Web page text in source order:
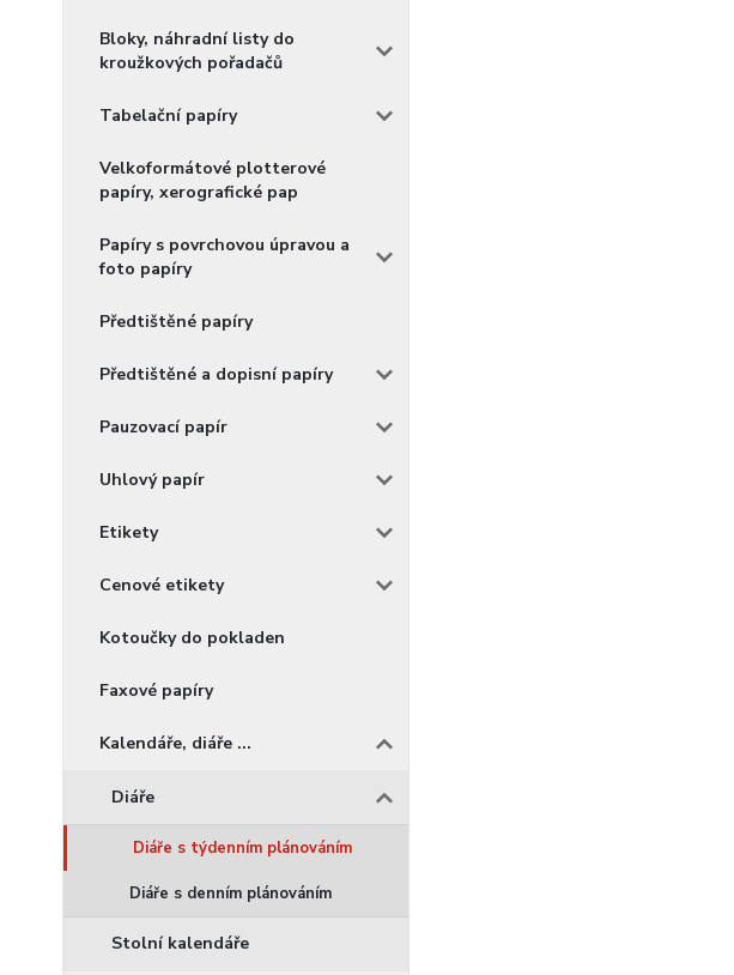
Bloky, náhradní listy do
kroužkových pořadačů
Tabelační papíry
Velkoformátové plotterové
papíry, xerografické pap
Papíry s povrchovou úpravou a
foto papíry
Předtištěné papíry
Předtištěné a dopisní papíry
Pauzovací papír
Uhlový papír
Etikety
Cenové etikety
Kotoučky do pokladen
Faxové papíry
Kalendáře, diáře ...
Diáře
Diáře s týdenním plánováním
Diáře s denním plánováním
Stolní kalendáře